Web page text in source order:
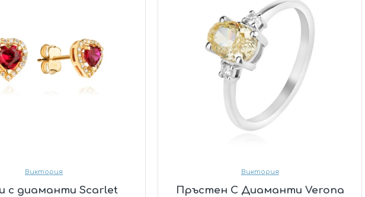
Виктория
с диаманти Scarlet
Виктория
Пръстен С Диаманти Verona